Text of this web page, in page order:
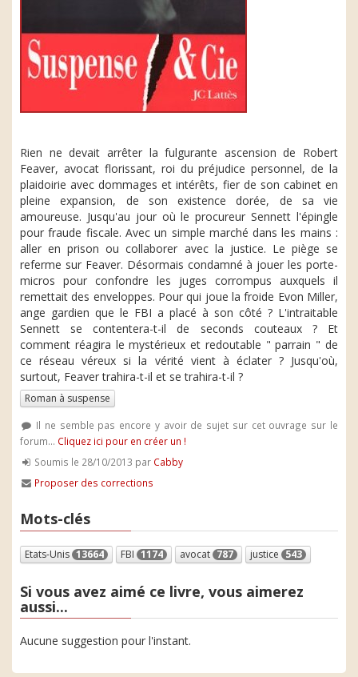
Rien ne devait arrêter la fulgurante ascension de Robert
Feaver, avocat florissant, roi du préjudice personnel, de la
plaidoirie avec dommages et intérêts, fier de son cabinet en
pleine expansion, de son existence dorée, de sa vie
amoureuse. Jusqu'au jour où le procureur Sennett l'épingle
pour fraude fiscale. Avec un simple marché dans les mains :
aller en prison ou collaborer avec la justice. Le piège se
referme sur Feaver. Désormais condamné à jouer les porte-
micros pour confondre les juges corrompus auxquels il
remettait des enveloppes. Pour qui joue la froide Evon Miller,
ange gardien que le FBI a placé à son côté ? L'intraitable
Sennett se contentera-t-il de seconds couteaux ? Et
comment réagira le mystérieux et redoutable " parrain " de
ce réseau véreux si la vérité vient à éclater ? Jusqu'où,
surtout, Feaver trahira-t-il et se trahira-t-il ?
Roman à suspense
Il ne semble pas encore y avoir de sujet sur cet ouvrage sur le
forum... Cliquez ici pour en créer un !
Soumis le 28/10/2013 par Cabby
Proposer des corrections
Mots-clés
Etats-Unis 13664 FBI 1174 avocat 787 justice 543
Si vous avez aimé ce livre, vous aimerez
aussi...
Aucune suggestion pour l'instant.